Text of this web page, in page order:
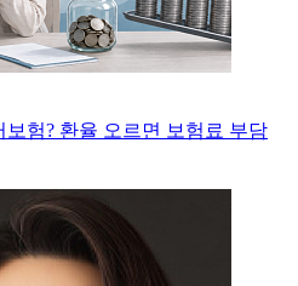
보험? 환율 오르면 보험료 부담